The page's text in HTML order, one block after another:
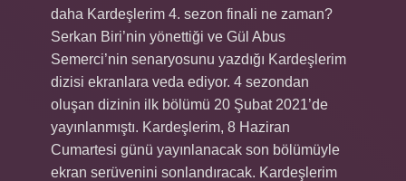
daha Kardeşlerim 4. sezon finali ne zaman?
Serkan Biri’nin yönettiği ve Gül Abus
Semerci’nin senaryosunu yazdığı Kardeşlerim
dizisi ekranlara veda ediyor. 4 sezondan
oluşan dizinin ilk bölümü 20 Şubat 2021’de
yayınlanmıştı. Kardeşlerim, 8 Haziran
Cumartesi günü yayınlanacak son bölümüyle
ekran serüvenini sonlandıracak. Kardeşlerim